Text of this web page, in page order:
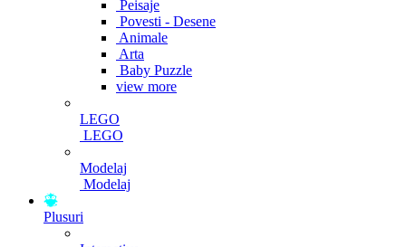
Peisaje
Povesti - Desene
Animale
Arta
Baby Puzzle
view more
LEGO
LEGO
Modelaj
Modelaj
Plusuri